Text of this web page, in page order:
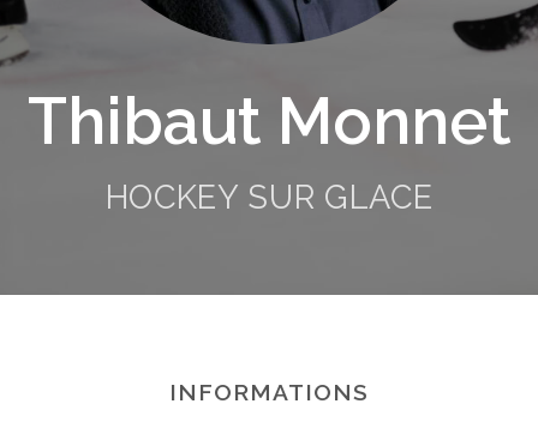
Thibaut Monnet
HOCKEY SUR GLACE
INFORMATIONS